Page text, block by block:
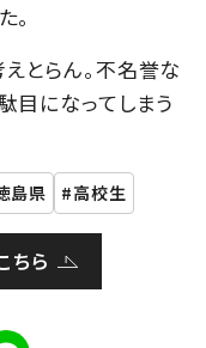
。
とらん。不名誉な
目になってしまう
島県 高校生
ちら